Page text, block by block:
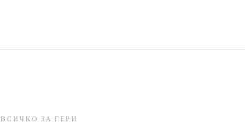
ВСИЧКО ЗА ГЕРИ